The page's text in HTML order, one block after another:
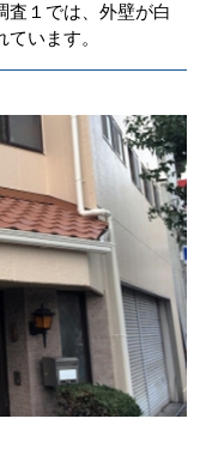
査１では、外壁が白
います。